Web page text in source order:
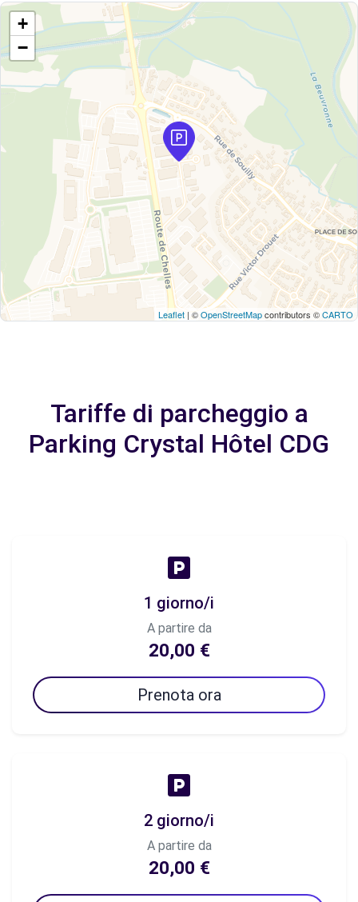
+
−
Leaflet | ©OpenStreetMapcontributors ©CARTO
Tariffe di parcheggio a
Parking Crystal Hôtel CDG
1 giorno/i
A partire da
20,00 €
Prenota ora
2 giorno/i
A partire da
20,00 €